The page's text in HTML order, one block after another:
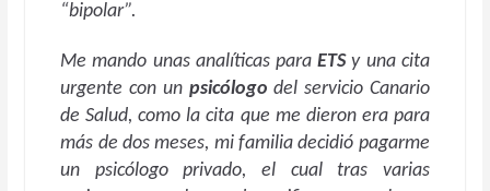
“bipolar”.
Me mando unas analíticas paraETSy una cita
urgente con un psicólogo del servicio Canario
de Salud, como la cita que me dieron era para
más de dos meses, mi familia decidió pagarme
un psicólogo privado, el cual tras varias